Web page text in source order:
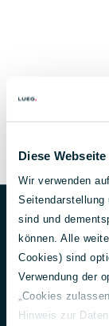
Diese
Wir verwenden
Seitendarstellung
sind und
können. Alle
Cookies) sind
Verwendung der
„Cookies
Hinweis zur
FooterUnternehmen
Über uns
Aktuelles
150 Jahre Lueg
Gesellschafter
Nachhaltigkeit